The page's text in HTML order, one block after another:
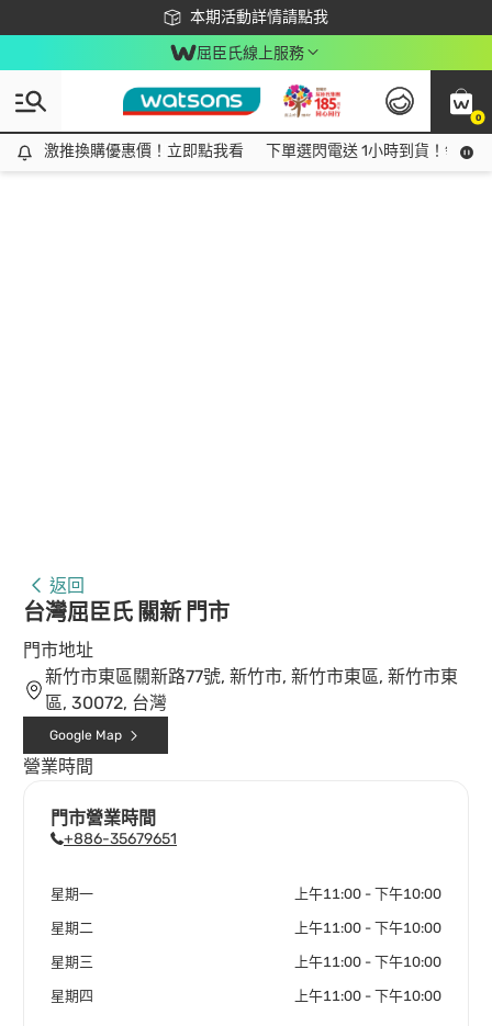
本期活動詳情請點我
下載app最高回饋$350
屈臣氏線上服務
0
激推換購優惠價！立即點我看
激推換購優惠價！立即點我看 下單選閃電送 1小時到貨！領神
返回
台灣屈臣氏 關新 門市
門市地址
新竹市東區關新路77號, 新竹市, 新竹市東區, 新竹市東
區, 30072, 台灣
Google Map
營業時間
門市營業時間
+886-35679651
星期一 上午11:00 - 下午10:00
星期二 上午11:00 - 下午10:00
星期三 上午11:00 - 下午10:00
星期四 上午11:00 - 下午10:00